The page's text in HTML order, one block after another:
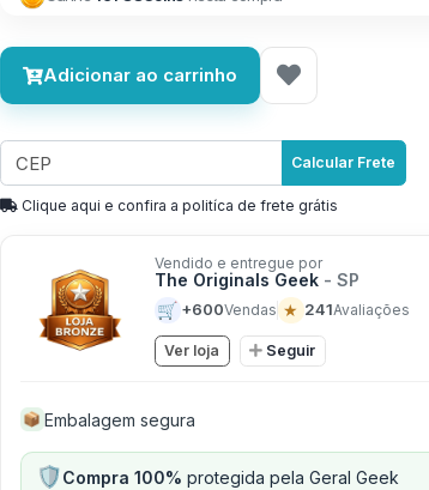
Adicionar ao carrinho
Calcular Frete
Clique aqui e confira a politíca de frete grátis
Vendido e entregue por
The Originals Geek - SP
🛒 +600Vendas ★ 241Avaliações
Ver loja Seguir
📦 Embalagem segura
🛡️Compra 100% protegida pela Geral Geek